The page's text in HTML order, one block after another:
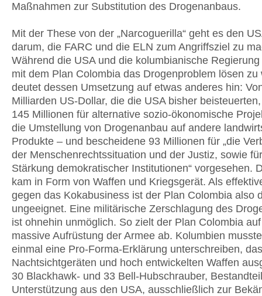
Maßnahmen zur Substitution des Drogenanbaus.
Mit der These von der „Narcoguerilla“ geht es den
darum, die FARC und die ELN zum Angriffsziel zu
Während die USA und die kolumbianische
mit dem Plan Colombia das Drogenproblem lösen zu
deutet dessen Umsetzung auf etwas anderes hin:
Milliarden US-Dollar, die die USA bisher
145 Millionen für alternative sozio-ökonomische
die Umstellung von Drogenanbau auf andere
Produkte – und bescheidene 93 Millionen für „die
der Menschenrechtssituation und der Justiz, sowie
Stärkung demokratischer Institutionen“ vorgesehen.
kam in Form von Waffen und Kriegsgerät. Als
gegen das Kokabusiness ist der Plan Colombia also
ungeeignet. Eine militärische Zerschlagung des
ist ohnehin unmöglich. So zielt der Plan Colombia
massive Aufrüstung der Armee ab. Kolumbien
einmal eine Pro-Forma-Erklärung unterschreiben,
Nachtsichtgeräten und hoch entwickelten Waffen
30 Blackhawk- und 33 Bell-Hubschrauber,
Unterstützung aus den USA, ausschließlich zur